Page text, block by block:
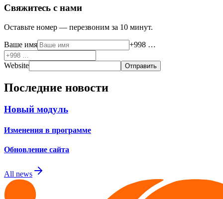
Свяжитесь с нами
Оставьте номер — перезвоним за 10 минут.
Ваше имя +998 …
Website Отправить
Последние новости
Новый модуль
Изменения в программе
Обновление сайта
All news